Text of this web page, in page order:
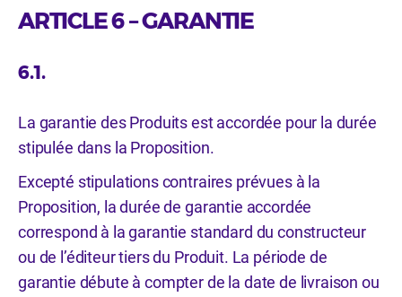
ARTICLE 6 – GARANTIE
6.1.
La garantie des Produits est accordée pour la durée
stipulée dans la Proposition.
Excepté stipulations contraires prévues à la
Proposition, la durée de garantie accordée
correspond à la garantie standard du constructeur
ou de l’éditeur tiers du Produit. La période de
garantie débute à compter de la date de livraison ou